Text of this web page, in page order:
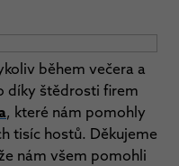
během večera a
díky štědrosti firem
, které nám pomohly
tisíc hostů. Děkujeme
nám všem pomohli